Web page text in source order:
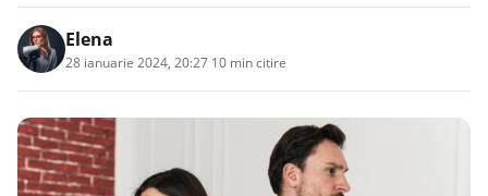
Elena
28 ianuarie 2024, 20:27 10 min citire